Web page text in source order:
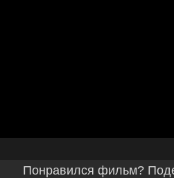
Понравился фильм?